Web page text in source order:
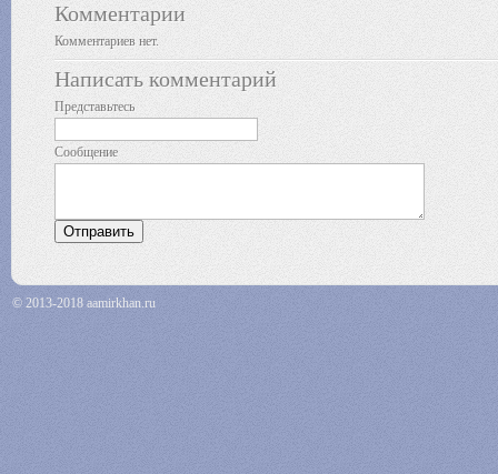
Комментарии
Комментариев нет.
Написать комментарий
Представьтесь
Сообщение
© 2013-2018 aamirkhan.ru